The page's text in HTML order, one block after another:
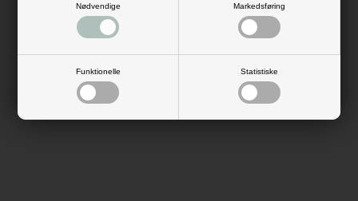
Nødvendige Markedsføring
Funktionelle Statistiske
Materiale: pap
Farve: rød, guld